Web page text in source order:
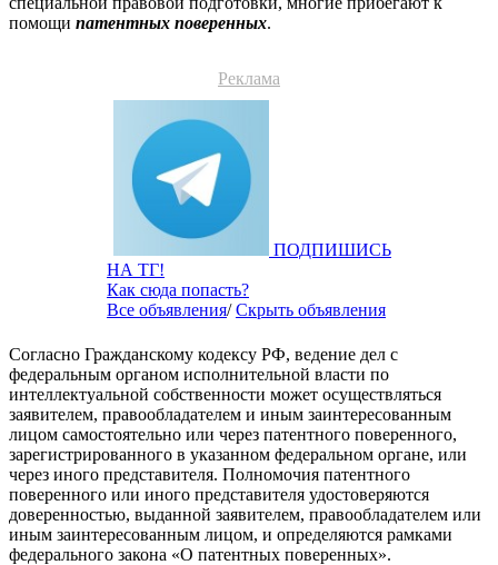
помощи патентных поверенных.
Реклама
ПОДПИШИСЬ
НА ТГ!
Как сюда попасть?
Все объявления/Скрыть объявления
Согласно Гражданскому кодексу РФ, ведение дел с
федеральным органом исполнительной власти по
интеллектуальной собственности может осуществляться
заявителем, правообладателем и иным заинтересованным
лицом самостоятельно или через патентного поверенного,
зарегистрированного в указанном федеральном органе, или
через иного представителя. Полномочия патентного
поверенного или иного представителя удостоверяются
доверенностью, выданной заявителем, правообладателем или
иным заинтересованным лицом, и определяются рамками
федерального закона «О патентных поверенных».